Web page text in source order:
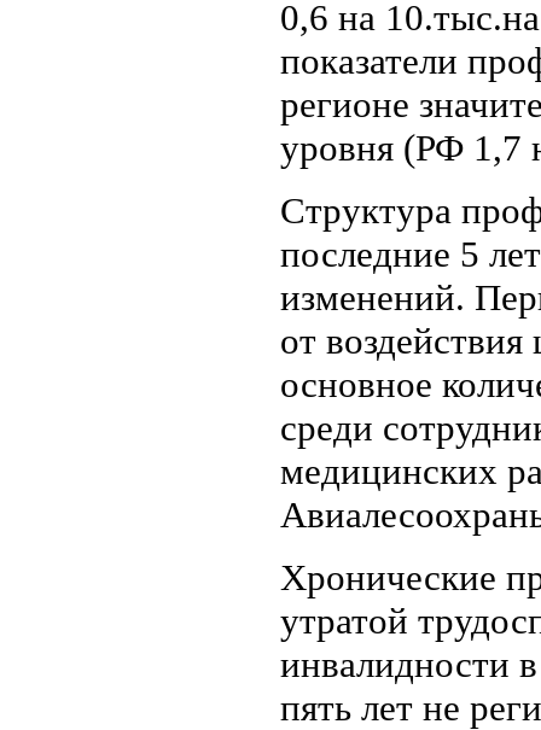
0,6 на
показатели
регионе
уровня (РФ 1,7
Структура
последние 5
изменений.
от
основное
среди
медицинских
Хронические
утратой
инвалидности
пять лет не